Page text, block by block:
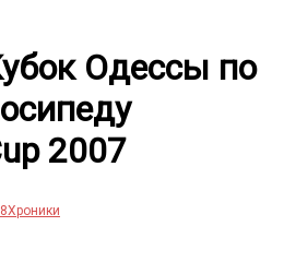
Одессы по
2007
Хроники